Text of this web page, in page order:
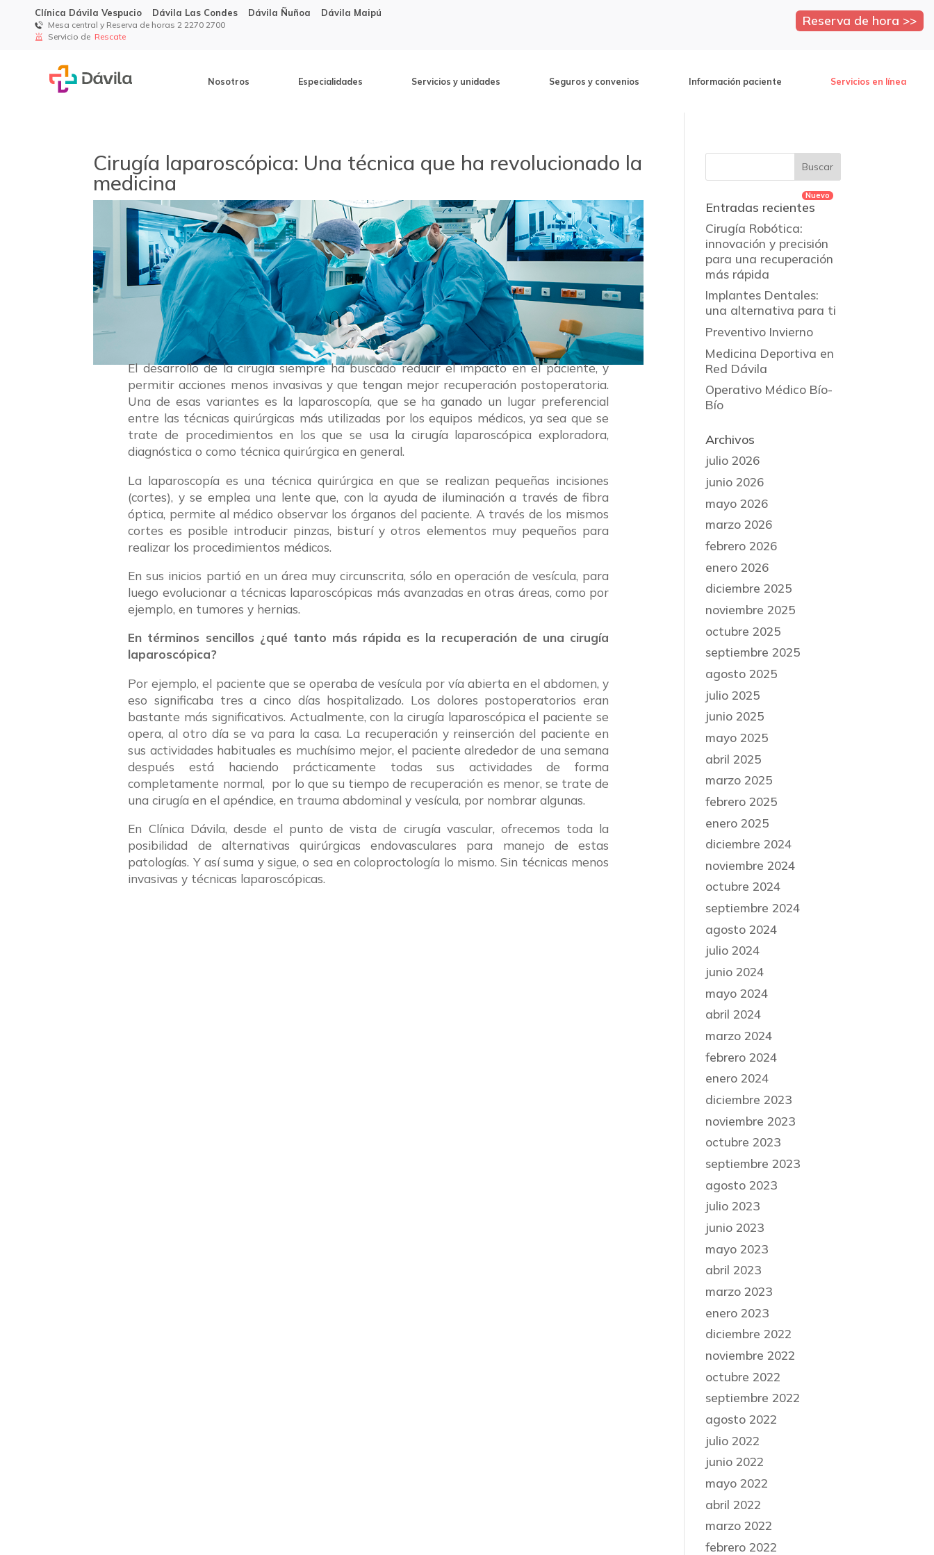
Clínica Dávila Vespucio Dávila Las Condes Dávila Ñuñoa Dávila Maipú Reserva de hora >>
Mesa central y Reserva de horas 2 2270 2700
Servicio de Rescate
Nosotros Especialidades Servicios y unidades Seguros y convenios Información paciente Servicios en línea
Cirugía laparoscópica: Una técnica que ha revolucionado la
medicina
El desarrollo de la cirugía siempre ha buscado reducir el impacto en el paciente, y
permitir acciones menos invasivas y que tengan mejor recuperación postoperatoria.
Una de esas variantes es la laparoscopía, que se ha ganado un lugar preferencial
entre las técnicas quirúrgicas más utilizadas por los equipos médicos, ya sea que se
trate de procedimientos en los que se usa la cirugía laparoscópica exploradora,
diagnóstica o como técnica quirúrgica en general.
La laparoscopía es una técnica quirúrgica en que se realizan pequeñas incisiones
(cortes), y se emplea una lente que, con la ayuda de iluminación a través de fibra
óptica, permite al médico observar los órganos del paciente. A través de los mismos
cortes es posible introducir pinzas, bisturí y otros elementos muy pequeños para
realizar los procedimientos médicos.
En sus inicios partió en un área muy circunscrita, sólo en operación de vesícula, para
luego evolucionar a técnicas laparoscópicas más avanzadas en otras áreas, como por
ejemplo, en tumores y hernias.
En términos sencillos ¿qué tanto más rápida es la recuperación de una cirugía
laparoscópica?
Por ejemplo, el paciente que se operaba de vesícula por vía abierta en el abdomen, y
eso significaba tres a cinco días hospitalizado. Los dolores postoperatorios eran
bastante más significativos. Actualmente, con la cirugía laparoscópica el paciente se
opera, al otro día se va para la casa. La recuperación y reinserción del paciente en
sus actividades habituales es muchísimo mejor, el paciente alrededor de una semana
después está haciendo prácticamente todas sus actividades de forma
completamente normal, por lo que su tiempo de recuperación es menor, se trate de
una cirugía en el apéndice, en trauma abdominal y vesícula, por nombrar algunas.
En Clínica Dávila, desde el punto de vista de cirugía vascular, ofrecemos toda la
posibilidad de alternativas quirúrgicas endovasculares para manejo de estas
patologías. Y así suma y sigue, o sea en coloproctología lo mismo. Sin técnicas menos
invasivas y técnicas laparoscópicas.
Entradas recientes
Cirugía Robótica:
innovación y precisión
para una recuperación
más rápida
Implantes Dentales:
una alternativa para ti
Preventivo Invierno
Medicina Deportiva en
Red Dávila
Operativo Médico Bío-
Bío
Archivos
julio 2026
junio 2026
mayo 2026
marzo 2026
febrero 2026
enero 2026
diciembre 2025
noviembre 2025
octubre 2025
septiembre 2025
agosto 2025
julio 2025
junio 2025
mayo 2025
abril 2025
marzo 2025
febrero 2025
enero 2025
diciembre 2024
noviembre 2024
octubre 2024
septiembre 2024
agosto 2024
julio 2024
junio 2024
mayo 2024
abril 2024
marzo 2024
febrero 2024
enero 2024
diciembre 2023
noviembre 2023
octubre 2023
septiembre 2023
agosto 2023
julio 2023
junio 2023
mayo 2023
abril 2023
marzo 2023
enero 2023
diciembre 2022
noviembre 2022
octubre 2022
septiembre 2022
agosto 2022
julio 2022
junio 2022
mayo 2022
abril 2022
marzo 2022
febrero 2022